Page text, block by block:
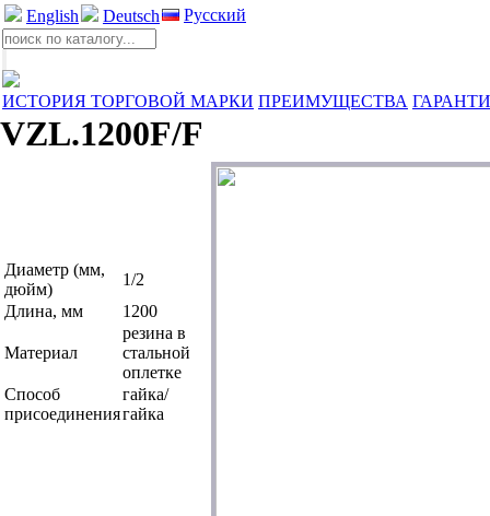
English Deutsch Русский
ИСТОРИЯ ТОРГОВОЙ МАРКИ ПРЕИМУЩЕСТВА
VZL.1200F/F
Диаметр (мм,
дюйм)
1/2
Длина, мм
1200
Материал
резина в
стальной
оплетке
Способ
присоединения
гайка/
гайка